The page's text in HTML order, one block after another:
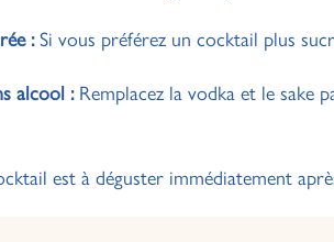
:Si vous préférez un cocktail plus
alcool :Remplacez la vodka et le sake
est à déguster immédiatement